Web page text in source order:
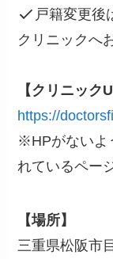
戸籍変更後
クリニックへ
【クリニック
https://
※HPがないよ
れているペー
【場所】
三重県松阪市